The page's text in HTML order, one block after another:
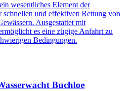
wesentliches Element der
schnellen und effektiven Rettung von
Ausgestattet mit
es eine zügige Anfahrt zu
Bedingungen.
Buchloe